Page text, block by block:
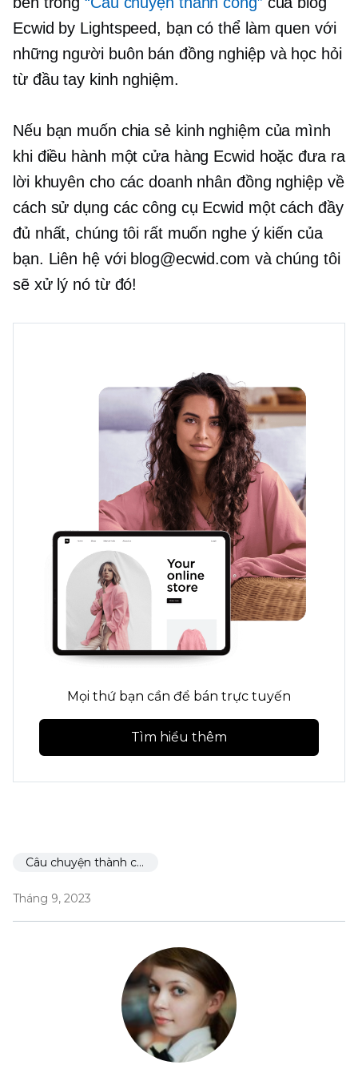
Ecwid by Lightspeed, bạn có thể làm quen với
những người buôn bán đồng nghiệp và học hỏi
từ đầu tay kinh nghiệm.
Nếu bạn muốn chia sẻ kinh nghiệm của mình
khi điều hành một cửa hàng Ecwid hoặc đưa ra
lời khuyên cho các doanh nhân đồng nghiệp về
cách sử dụng các công cụ Ecwid một cách đầy
đủ nhất, chúng tôi rất muốn nghe ý kiến ​​của
bạn. Liên hệ với blog@ecwid.com và chúng tôi
sẽ xử lý nó từ đó!
Mọi thứ bạn cần để bán trực tuyến
Tìm hiểu thêm
Câu chuyện thành công
Tháng 9, 2023